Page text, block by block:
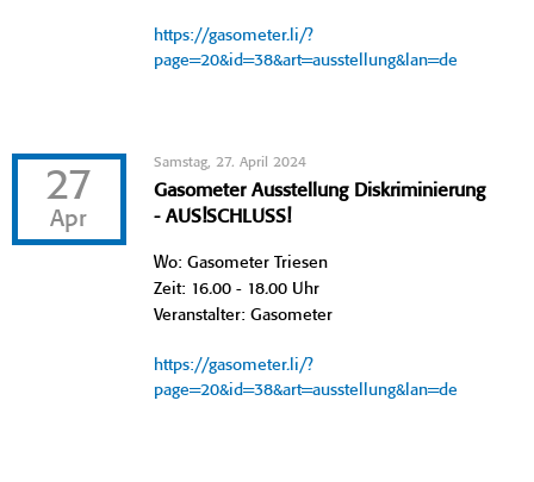
https://gasometer.li/?
page=20&id=38&art=ausstellung&lan=de
27
Apr
Samstag, 27. April 2024
Gasometer Ausstellung Diskriminierung
- AUS!SCHLUSS!
Wo: Gasometer Triesen
Zeit: 16.00 - 18.00 Uhr
Veranstalter: Gasometer
https://gasometer.li/?
page=20&id=38&art=ausstellung&lan=de